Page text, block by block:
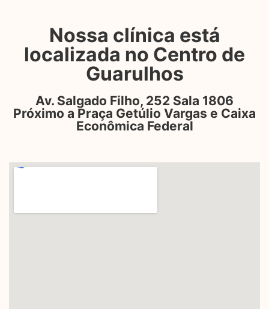
Nossa clínica está
localizada no Centro de
Guarulhos
Av. Salgado Filho, 252 Sala 1806
Próximo a Praça Getúlio Vargas e Caixa
Econômica Federal